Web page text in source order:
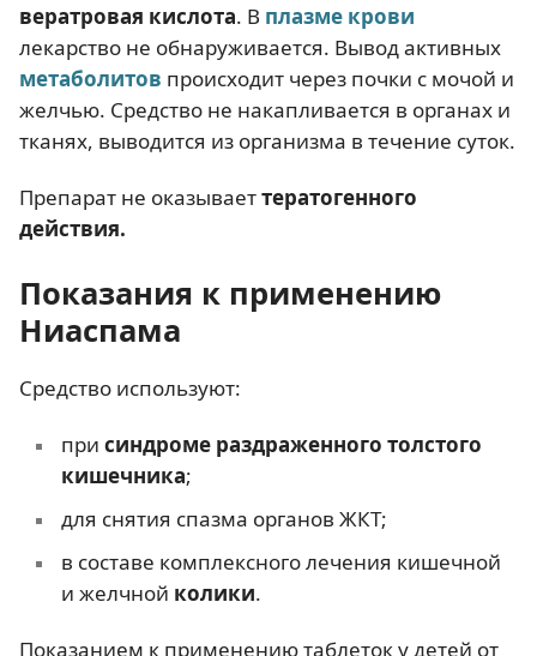
вератровая кислота. В плазме крови
лекарство не обнаруживается. Вывод активных
метаболитов происходит через почки с мочой и
желчью. Средство не накапливается в органах и
тканях, выводится из организма в течение суток.
Препарат не оказываеттератогенного
действия.
Показания к применению
Ниаспама
Средство используют:
при синдроме раздраженного толстого
кишечника;
для снятия спазма органов ЖКТ;
в составе комплексного лечения кишечной
и желчной колики.
Показанием к применению таблеток у детей от